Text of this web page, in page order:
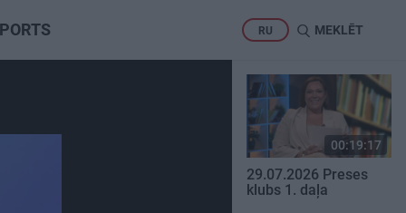
RU MEKLĒT
00:19:17
29.07.2026 Preses
klubs 1. daļa